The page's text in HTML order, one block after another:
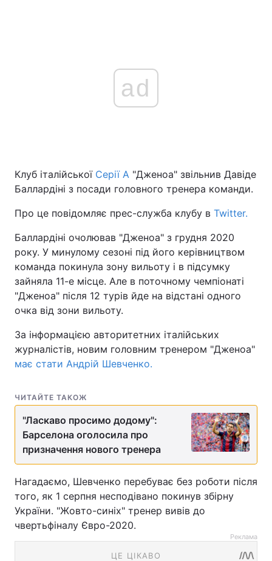
ad
Клуб італійської Серії А "Дженоа" звільнив Давіде
Баллардіні з посади головного тренера команди.
Про це повідомляє прес-служба клубу в Twitter.
Баллардіні очолював "Дженоа" з грудня 2020
року. У минулому сезоні під його керівництвом
команда покинула зону вильоту і в підсумку
зайняла 11-е місце. Але в поточному чемпіонаті
"Дженоа" після 12 турів йде на відстані одного
очка від зони вильоту.
За інформацією авторитетних італійських
журналістів, новим головним тренером "Дженоа"
має стати Андрій Шевченко.
ЧИТАЙТЕ ТАКОЖ
"Ласкаво просимо додому":
Барселона оголосила про
призначення нового тренера
Нагадаємо, Шевченко перебуває без роботи після
того, як 1 серпня несподівано покинув збірну
України. "Жовто-синіх" тренер вивів до
чвертьфіналу Євро-2020.
Реклама